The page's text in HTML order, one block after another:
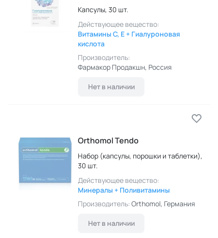
Капсулы, 30 шт.
Действующее вещество:
Витамины C, E + Гиалуроновая
кислота
Производитель:
Фармакор Продакшн, Россия
Нет в наличии
Orthomol Tendo
Набор (капсулы, порошки и таблетки),
30 шт.
Действующее вещество:
Минералы + Поливитамины
Производитель: Orthomol, Германия
Нет в наличии